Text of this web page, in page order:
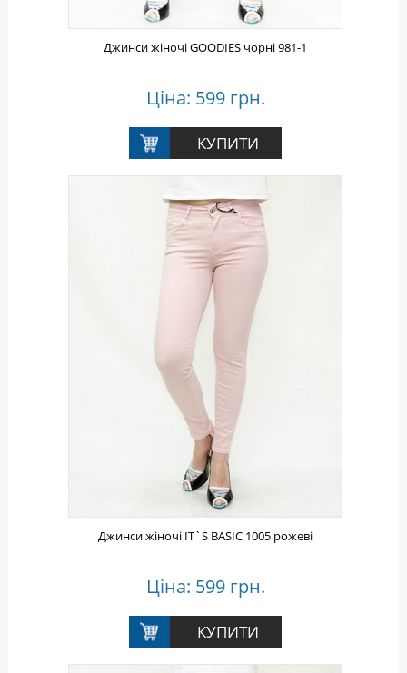
Джинси жіночі GOODIES чорні 981-1
Ціна: 599 грн.
Джинси жіночі IT`S BASIC 1005 рожеві
Ціна: 599 грн.